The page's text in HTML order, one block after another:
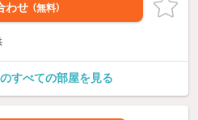
わせ （無料）
すべての部屋を見る